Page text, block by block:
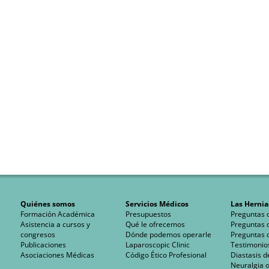
Quiénes somos
Formación Académica
Asistencia a cursos y
congresos
Publicaciones
Asociaciones Médicas
Servicios Médicos
Presupuestos
Qué le ofrecemos
Dónde podemos operarle
Laparoscopic Clinic
Código Ético Profesional
Las
Preguntas
Preguntas
Preguntas
Diastasis
Neuralgia